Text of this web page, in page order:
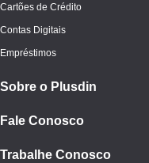
Cartões de Crédito
Contas Digitais
Empréstimos
Sobre o Plusdin
Fale Conosco
Trabalhe Conosco